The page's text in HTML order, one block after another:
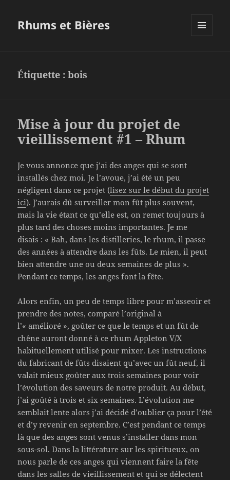
Rhums et Bières
Étiquette :bois
Mise à jour du projet de
vieillissement #1 – Rhum
Je vous annonce que j’ai des anges qui se sont
installés chez moi. Je l’avoue, j’ai été un peu
négligent dans ce projet (lisez sur le début du projet
ici). J’aurais dû surveiller mon fût plus souvent,
mais la vie étant ce qu’elle est, on remet toujours à
plus tard des choses moins importantes. Je me
disais : « Bah, dans les distilleries, le rhum, il passe
des années à attendre dans les fûts. Le mien, il peut
bien attendre une ou deux semaines de plus ».
Pendant ce temps, les anges font la fête.
Alors enfin, un peu de temps libre pour m’asseoir et
prendre des notes, comparé l’original à
l’« amélioré », goûter ce que le temps et un fût de
chêne auront donné à ce rhum Appleton V/X
habituellement utilisé pour mixer. Les instructions
du fabricant de fûts disaient qu’avec un fût neuf, il
valait mieux goûter aux trois semaines pour voir
l’évolution des saveurs de notre produit. Au début,
j’ai goûté à trois et six semaines. L’évolution me
semblait lente alors j’ai décidé d’oublier ça pour l’été
et d’y revenir en septembre. C’est pendant ce temps
là que des anges sont venus s’installer dans mon
sous-sol. Dans la littérature sur les spiritueux, on
nous parle de ces anges qui viennent faire la fête
dans les salles de vieillissement et qui se délectent